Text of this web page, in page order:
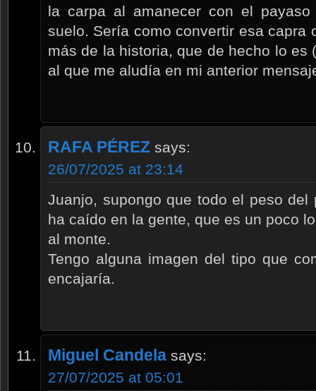
la carpa al amanecer con el payaso
suelo. Sería como convertir esa capra
más de la historia, que de hecho lo es
al que me aludía en mi anterior
RAFA PÉREZ says:
26/07/2025 at 23:14
Juanjo, supongo que todo el peso del
ha caído en la gente, que es un poco
al monte.
Tengo alguna imagen del tipo que
encajaría.
Miguel Candela says:
27/07/2025 at 05:01